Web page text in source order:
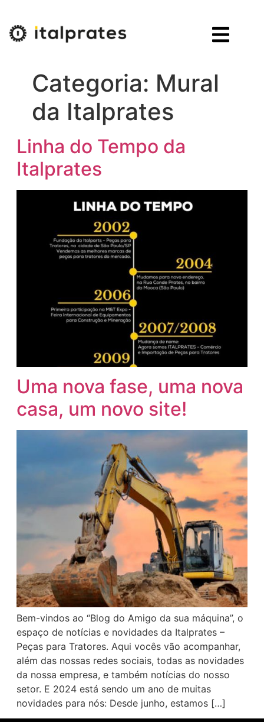
Categoria: Mural
da Italprates
Linha do Tempo da
Italprates
Uma nova fase, uma nova
casa, um novo site!
Bem-vindos ao “Blog do Amigo da sua máquina”, o
espaço de notícias e novidades da Italprates –
Peças para Tratores. Aqui vocês vão acompanhar,
além das nossas redes sociais, todas as novidades
da nossa empresa, e também notícias do nosso
setor. E 2024 está sendo um ano de muitas
novidades para nós: Desde junho, estamos […]